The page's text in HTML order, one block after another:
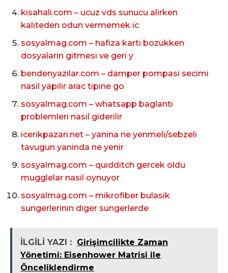
kisahali.com – ucuz vds sunucu alirken
kaliteden odun vermemek ic
sosyalmag.com – hafiza karti bozukken
dosyalarin gitmesi ve geri y
bendenyazilar.com – damper pompasi secimi
nasil yapilir arac tipine go
sosyalmag.com – whatsapp baglanti
problemleri nasil giderilir
icerikpazari.net – yanina ne yenmeli/sebzeli
tavugun yaninda ne yenir
sosyalmag.com – quidditch gercek oldu
mugglelar nasil oynuyor
sosyalmag.com – mikrofiber bulasik
sungerlerinin diger sungerlerde
İLGİLİ YAZI : Girişimcilikte Zaman
Yönetimi: Eisenhower Matrisi ile
Önceliklendirme